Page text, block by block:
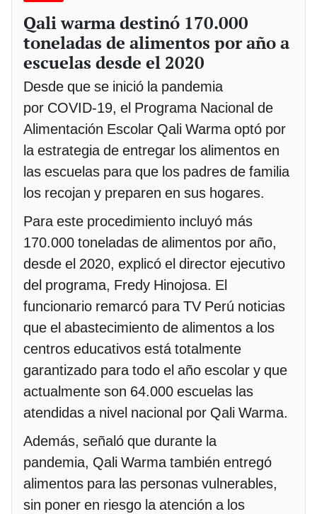
Qali warma destinó 170.000
toneladas de alimentos por año a
escuelas desde el 2020
Desde que se inició la pandemia
por COVID-19, el Programa Nacional de
Alimentación Escolar Qali Warma optó por
la estrategia de entregar los alimentos en
las escuelas para que los padres de familia
los recojan y preparen en sus hogares.
Para este procedimiento incluyó más
170.000 toneladas de alimentos por año,
desde el 2020, explicó el director ejecutivo
del programa, Fredy Hinojosa. El
funcionario remarcó para TV Perú noticias
que el abastecimiento de alimentos a los
centros educativos está totalmente
garantizado para todo el año escolar y que
actualmente son 64.000 escuelas las
atendidas a nivel nacional por Qali Warma.
Además, señaló que durante la
pandemia, Qali Warma también entregó
alimentos para las personas vulnerables,
sin poner en riesgo la atención a los